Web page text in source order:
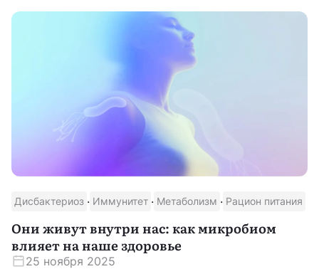
Дисбактериоз · Иммунитет · Метаболизм · Рацион питания
Они живут внутри нас: как микробиом
влияет на наше здоровье
25 ноября 2025